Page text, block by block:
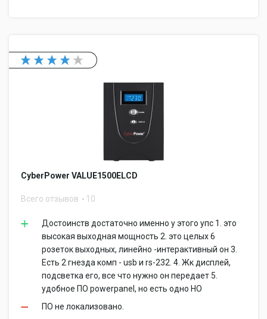
CyberPower VALUE1500ELCD
Всего отзывов 10
Достоинств достаточно именно у этого упс 1. это
высокая выходная мощность 2. это целых 6
розеток выходных, линейно -интерактивный он 3.
Есть 2 гнезда комп - usb и rs-232. 4. Жк дисплей,
подсветка его, все что нужно он передает 5.
удобное ПО powerpanel, но есть одно НО
ПО не локализовано.